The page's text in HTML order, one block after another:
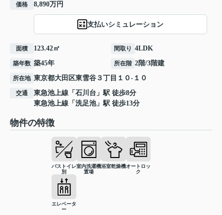
価格 8,890万円
支払いシミュレーション
面積 123.42㎡ 間取り 4LDK
築年数 築45年 所在階 2階/3階建
所在地 東京都大田区東雪谷 ３丁目１０-１０
交通 東急池上線 「 石川台 」駅 徒歩8分
東急池上線 「 洗足池」駅 徒歩13分
物件の特徴
バストイレ
別
室内洗濯機
置場
浴室乾燥機オートロッ
ク
エレベータ
ー